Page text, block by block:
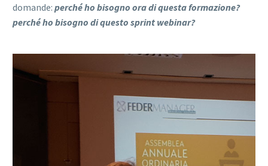
domande: perché ho bisogno ora di questa formazione?
perché ho bisogno di questo sprint webinar?